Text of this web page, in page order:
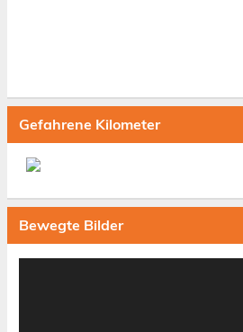
Gefahrene Kilometer
Bewegte Bilder
Video-